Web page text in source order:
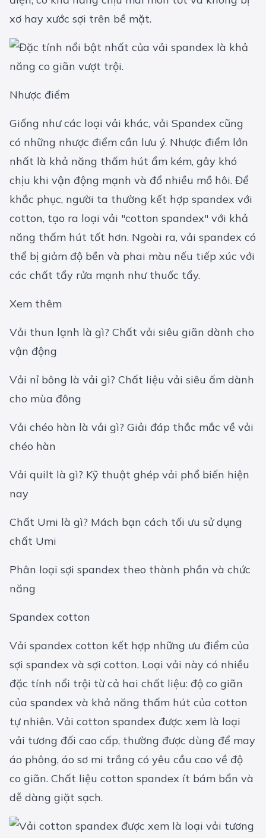
xơ hay xước sợi trên bề mặt.
Nhược điểm
Giống như các loại vải khác, vải Spandex cũng
có những nhược điểm cần lưu ý. Nhược điểm lớn
nhất là khả năng thấm hút ẩm kém, gây khó
chịu khi vận động mạnh và đổ nhiều mồ hôi. Để
khắc phục, người ta thường kết hợp spandex với
cotton, tạo ra loại vải "cotton spandex" với khả
năng thấm hút tốt hơn. Ngoài ra, vải spandex có
thể bị giảm độ bền và phai màu nếu tiếp xúc với
các chất tẩy rửa mạnh như thuốc tẩy.
Xem thêm
Vải thun lạnh là gì? Chất vải siêu giãn dành cho
vận động
Vải nỉ bông là vải gì? Chất liệu vải siêu ấm dành
cho mùa đông
Vải chéo hàn là vải gì? Giải đáp thắc mắc về vải
chéo hàn
Vải quilt là gì? Kỹ thuật ghép vải phổ biến hiện
nay
Chất Umi là gì? Mách bạn cách tối ưu sử dụng
chất Umi
Phân loại sợi spandex theo thành phần và chức
năng
Spandex cotton
Vải spandex cotton kết hợp những ưu điểm của
sợi spandex và sợi cotton. Loại vải này có nhiều
đặc tính nổi trội từ cả hai chất liệu: độ co giãn
của spandex và khả năng thấm hút của cotton
tự nhiên. Vải cotton spandex được xem là loại
vải tương đối cao cấp, thường được dùng để may
áo phông, áo sơ mi trắng có yêu cầu cao về độ
co giãn. Chất liệu cotton spandex ít bám bẩn và
dễ dàng giặt sạch.